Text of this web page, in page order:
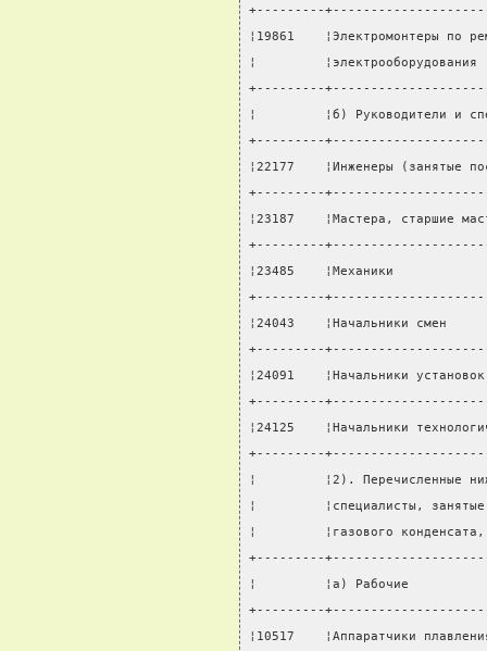
+---------
¦19861    ¦Электромонтеры
¦
+---------
¦         ¦б) Руководители
+---------
¦22177    ¦Инженеры
+---------
¦23187    ¦Мастера,
+---------
¦23485    ¦Механики
+---------
¦24043    ¦Начальники
+---------
¦24091    ¦Начальники
+---------
¦24125    ¦Начальники
+---------
¦         ¦2). Перечисленные
¦         ¦специалисты,
¦         ¦газового
+---------
¦         ¦а) Рабочие
+---------
¦10517    ¦Аппаратчики